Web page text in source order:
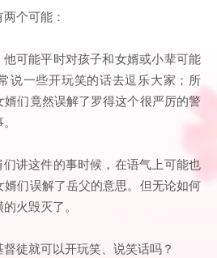
个可能：
可能平时对孩子和女婿或小辈可能
说一些开玩笑的话去逗乐大家；所
们竟然误解了罗得这个很严厉的警
讲这件的事时候，在语气上可能也
们误解了岳父的意思。但无论如何
火毁灭了。
徒就可以开玩笑、说笑话吗？